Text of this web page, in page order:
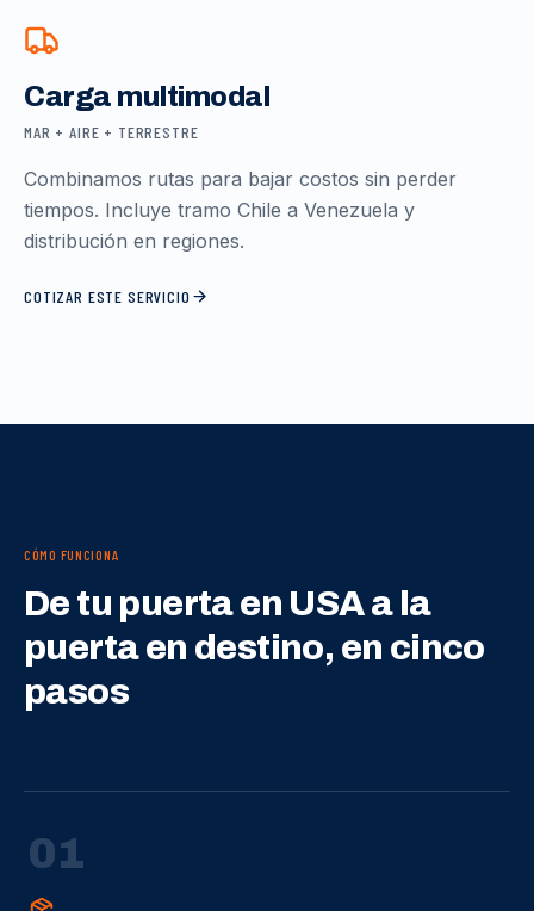
Carga multimodal
MAR + AIRE + TERRESTRE
Combinamos rutas para bajar costos sin perder
tiempos. Incluye tramo Chile a Venezuela y
distribución en regiones.
COTIZAR ESTE SERVICIO
CÓMO FUNCIONA
De tu puerta en USA a la
puerta en destino, en cinco
pasos
01